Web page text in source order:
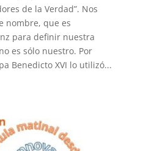
de la Verdad”. Nos
nombre, que es
para definir nuestra
es sólo nuestro. Por
Benedicto XVI lo utilizó...